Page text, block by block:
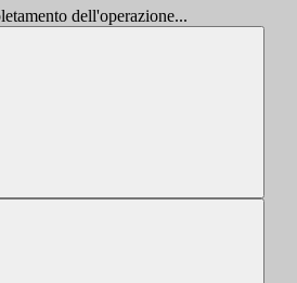
dell'operazione...